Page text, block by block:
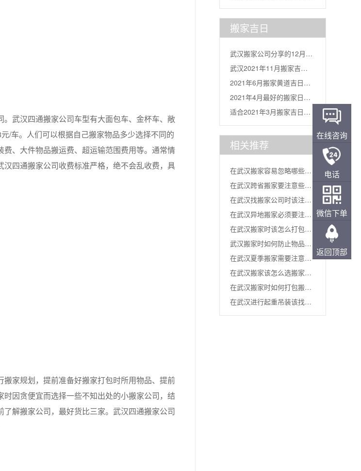
武汉四通搬家公司车型有大面包车、金杯车、敞
/车。人们可以根据自己搬家物品多少选择不同的
、大件物品搬运费、超运输范围费用等。通常情
四通搬家公司收费标准严格，绝不会乱收费，具
家规划，提前准备好搬家打包时所用物品、提前
因贪便宜而选择一些不知出处的小搬家公司，结
解搬家公司，最好货比三家。武汉四通搬家公司
通搬家...
搬家吉日
武汉搬家公司分享的12月搬
家吉...
武汉2021年11月搬家吉日
2021年6月搬家黄道吉日一
2021年4月最好的搬家日
子...
适合2021年3月搬家吉日
表...
相关推荐
在武汉搬家容易忽略哪些
事...
在武汉跨省搬家要注意些什
么...
在武汉找搬家公司时该注意
什么...
在武汉异地搬家必须要注意
的问题...
在武汉搬家时该怎么打包东
西...
武汉搬家时如何防止物品丢
失...
在武汉夏季搬家需要注意什
么...
在武汉搬家该怎么选搬家公
司...
在武汉搬家时如何打包搬运
床垫...
在武汉进行起重吊装该找
在线咨询
电话
微信下单
返回顶部